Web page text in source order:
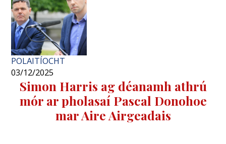
POLAITÍOCHT
03/12/2025
Simon Harris ag déanamh athrú
mór ar pholasaí Pascal Donohoe
mar Aire Airgeadais